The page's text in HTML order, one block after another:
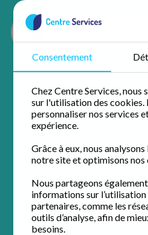
Consentement
Chez Centre Services, nous
sur l'utilisation des cookies.
personnaliser nos services
expérience.
Grâce à eux, nous
notre site et optimisons nos
Nous partageons
informations sur l’utilisation
partenaires, comme les
outils d’analyse, afin de
besoins.
Ménage
Ménage à